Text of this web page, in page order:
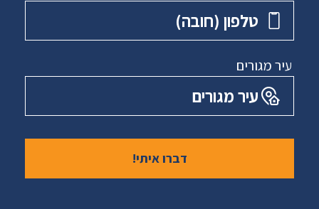
טלפון ‏(חובה)
עיר מגורים
עיר מגורים